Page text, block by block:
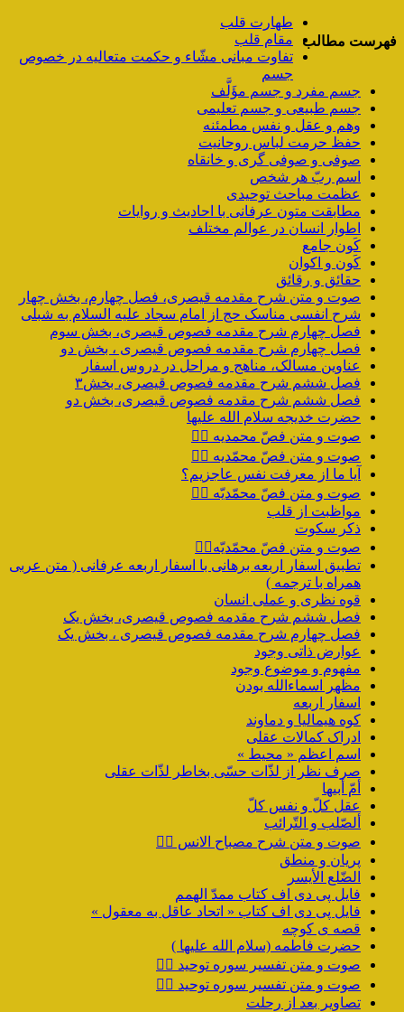
فهرست مطالب
طهارت قلب
مقام قلب
تفاوت مبانی مشّاء و حکمت متعالیه در خصوص
جسم
جسم مفرد و جسم مؤَلَّف
جسم طبیعی و جسم تعلیمی
وهم و عقل و نفس مطمئنه
حفظ حرمت لباس روحانیت
صوفی و صوفی گری و خانقاه
اسم ربّ هر شخص
عظمت مباحث توحیدی
مطابقت متون عرفانی با احادیث و روایات
اطوار انسان در عوالم مختلف
کَون جامع
کَون و اکوان
حقائق و رقائق
صوت و متن شرح مقدمه قیصری، فصل چهارم، بخش چهار
شرح انفسی مناسک حج از امام سجاد علیه السلام به شبلی
فصل چهارم شرح مقدمه فصوص قیصری، بخش سوم
فصل چهارم شرح مقدمه فصوص قیصری ، بخش دو
عناوین مسالک، مناهج و مراحل در دروس اسفار
فصل ششم شرح مقدمه فصوص قیصری، بخش۳
فصل ششم شرح مقدمه فصوص قیصری، بخش دو
حضرت خدیجه سلام الله علیها
صوت و متن فصّ محمدیه ۴️⃣
صوت و متن فصّ محمّدیه ۳️⃣
آیا ما از معرفت نفس عاجزیم؟
صوت و متن فصّ محمّدیّه ۲️⃣
مواظبت از قلب
ذکر سکوت
صوت و متن فصّ محمّدیّه۱️⃣
تطبیق اسفار اربعه برهانی با اسفار اربعه عرفانی ( متن عربی
همراه با ترجمه )
قوه نظری و عملی انسان
فصل ششم شرح مقدمه فصوص قیصری، بخش یک
فصل چهارم شرح مقدمه فصوص قیصری ، بخش یک
عوارض ذاتی وجود
مفهوم و موضوع وجود
مظهر اسماءالله بودن
اسفار اربعه
کوه هیمالیا و دماوند
ادراک کمالات عقلی
اسم اعظم « محیط »
صرف نظر از لذّات حسّی بخاطر لذّات عقلی
أمّ أبیها
عقل کلّ و نفس کلّ
ألصّلب و التّرائب
صوت و متن شرح مصباح الانس ۹️⃣
پریان و منطق
الضّلع الأیسر
فایل پی دی اف کتاب ممدّ الهمم
فایل پی دی اف کتاب « اتحاد عاقل به معقول »
قصه ی کوچه
حضرت فاطمه (سلام الله علیها )
صوت و متن تفسیر سوره توحید ۴️⃣
صوت و متن تفسیر سوره توحید ۳️⃣
تصاویر بعد از رحلت